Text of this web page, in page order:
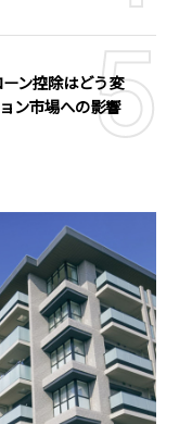
ン控除はどう変
ン市場への影響